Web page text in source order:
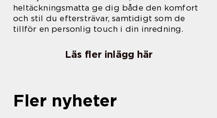
heltäckningsmatta ge dig både den komfort
och stil du eftersträvar, samtidigt som de
tillför en personlig touch i din inredning.
Läs fler inlägg här
Fler nyheter